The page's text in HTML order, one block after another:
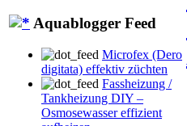
Aquablogger Feed
Microfex (Dero
digitata) effektiv züchten
Fassheizung /
Tankheizung DIY –
Osmosewasser effizient